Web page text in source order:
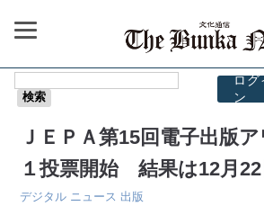
ログ
ン
ＪＥＰＡ第15回電子出版
１投票開始 結果は12月
デジタル ニュース 出版